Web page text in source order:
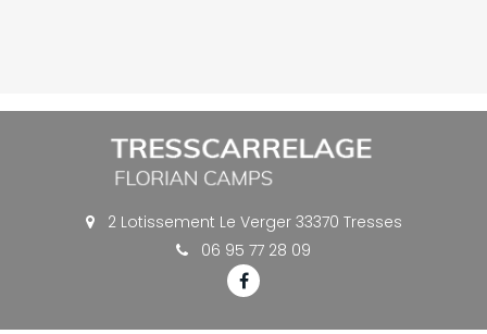
2 Lotissement Le Verger 33370 Tresses
06 95 77 28 09